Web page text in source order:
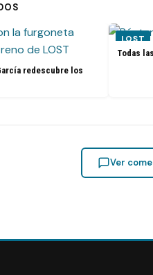
redescubre los
LOST
Todas
Ver